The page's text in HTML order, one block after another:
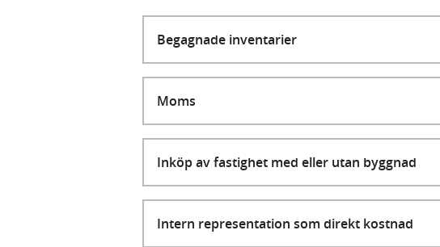
Begagnade inventarier
Moms
Inköp av fastighet med eller utan byggnad
Intern representation som direkt kostnad